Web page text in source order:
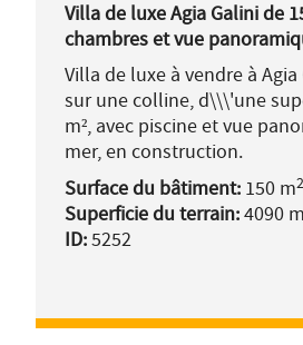
Villa de luxe Agia Galini de
chambres et vue
vendre.
Villa de luxe à vendre à
sur une colline, d\\\'une
m², avec piscine et vue
mer, en construction.
Surface du bâtiment:150 m2
Superficie du terrain:4090 m
ID:5252